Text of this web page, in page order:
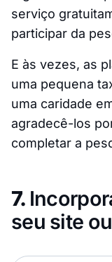
serviço
participar da
E às vezes, as
uma pequena
uma caridade
agradecê-los
completar a
7.
seu site